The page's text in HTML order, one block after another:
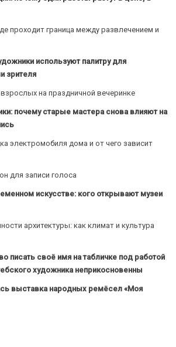
проходит граница между развлечением и
используют палитру для
зрителя
на праздничной вечеринке
почему старые мастера снова влияют на
электромобиля дома и от чего зависит
для записи голоса
искусстве: кого открывают музеи
архитектуры: как климат и культура
писать своё имя на табличке под работой
художника неприкосновенны
выставка народных ремёсел «Моя